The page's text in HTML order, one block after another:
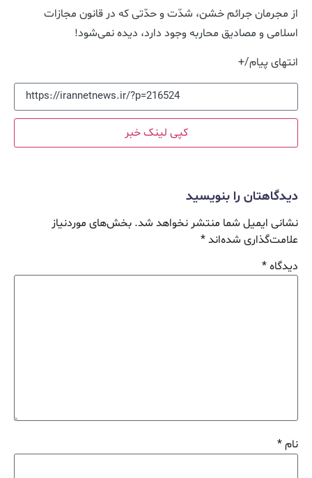
از مجرمان جرائم خشن، شدّت و حدّتی که در قانون مجازات
اسلامی و مصادیق محاربه وجود دارد، دیده نمی‌شود!
انتهای پیام/+
کپی لینک خبر
دیدگاهتان را بنویسید
نشانی ایمیل شما منتشر نخواهد شد. بخش‌های موردنیاز
علامت‌گذاری شده‌اند*
دیدگاه*
نام*